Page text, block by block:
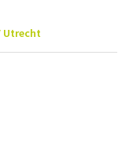
Utrecht